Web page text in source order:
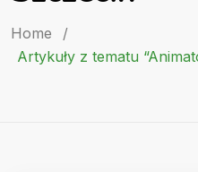
Home
/
Artykuły z tematu